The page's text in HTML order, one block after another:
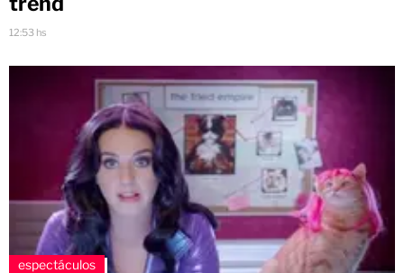
12:53 hs
espectáculos